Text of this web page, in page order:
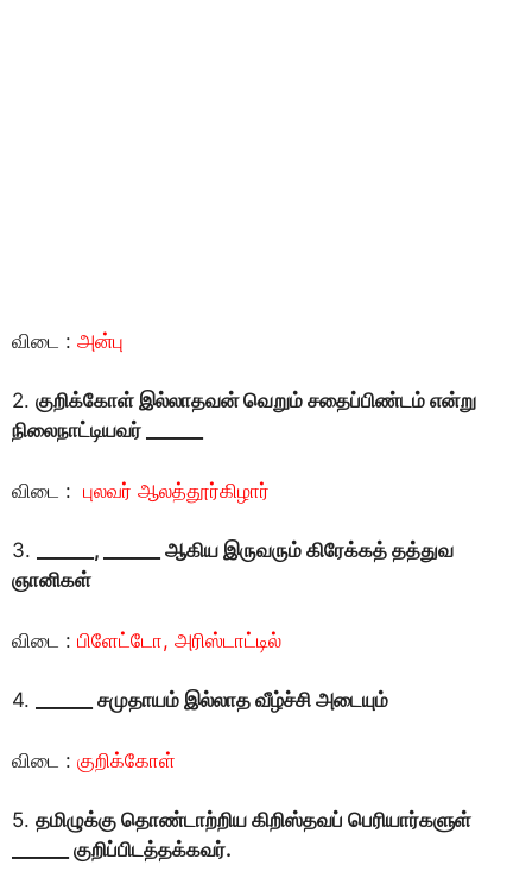
விடை : அன்பு
2. குறிக்கோள் இல்லாதவன் வெறும் சதைப்பிண்டம் என்று
நிலைநாட்டியவர் ______
விடை : புலவர் ஆலத்தூர்கிழார்
3.
, ______ ஆகிய இருவரும் கிரேக்கத் தத்துவ
ஞானிகள்
விடை : பிளேட்டோ, அரிஸ்டாட்டில்
4. சமுதாயம் இல்லாத வீழ்ச்சி அடையும்
விடை : குறிக்கோள்
5. தமிழுக்கு தொண்டாற்றிய கிறிஸ்தவப் பெரியார்களுள்
______ குறிப்பிடத்தக்கவர்.